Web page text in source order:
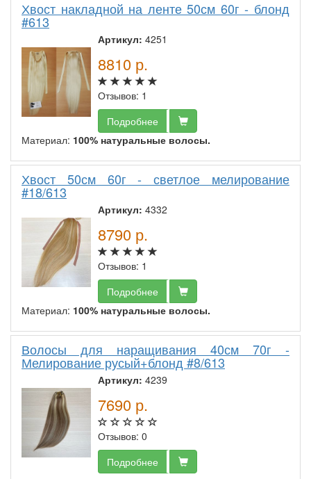
Хвост накладной на ленте 50см 60г - блонд
#613
Артикул: 4251
8810 р.
Отзывов: 1
Подробнее
Материал: 100% натуральные волосы.
Хвост 50см 60г - светлое мелирование
#18/613
Артикул: 4332
8790 р.
Отзывов: 1
Подробнее
Материал: 100% натуральные волосы.
Волосы для наращивания 40см 70г -
Мелирование русый+блонд #8/613
Артикул: 4239
7690 р.
Отзывов: 0
Подробнее